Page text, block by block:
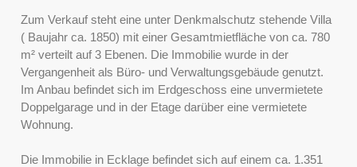
Zum Verkauf steht eine unter Denkmalschutz stehende Villa
( Baujahr ca. 1850) mit einer Gesamtmietfläche von ca. 780
m² verteilt auf 3 Ebenen. Die Immobilie wurde in der
Vergangenheit als Büro- und Verwaltungsgebäude genutzt.
Im Anbau befindet sich im Erdgeschoss eine unvermietete
Doppelgarage und in der Etage darüber eine vermietete
Wohnung.
Die Immobilie in Ecklage befindet sich auf einem ca. 1.351